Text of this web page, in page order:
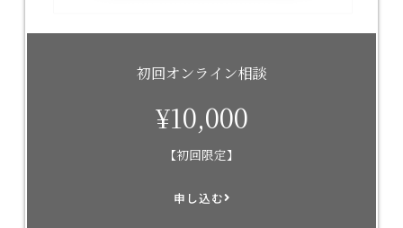
初回オンライン相談
¥10,000
【初回限定】
申し込む